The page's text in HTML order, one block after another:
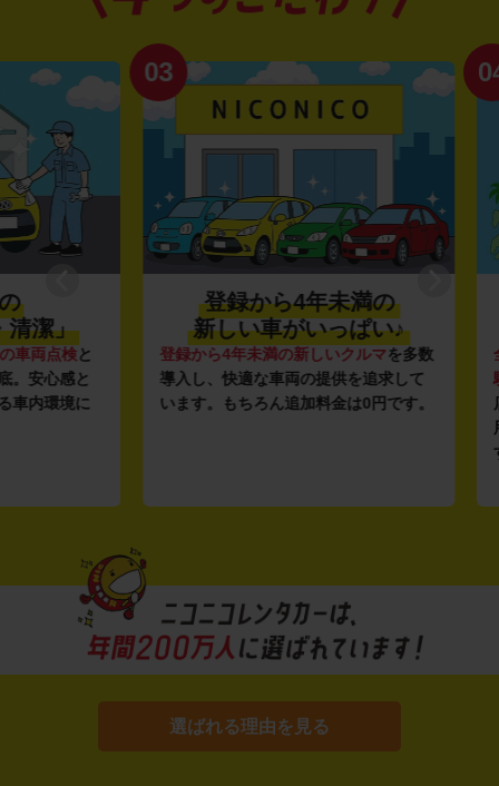
」
検と
感と
境に
03
登録から4年未満の
新しい車がいっぱい♪
登録から4年未満の新しいクルマを多数
導入し、快適な車両の提供を追求して
います。もちろん追加料金は0円です。
04
全国
駅チ
店舗
用い
選ばれる理由を見る